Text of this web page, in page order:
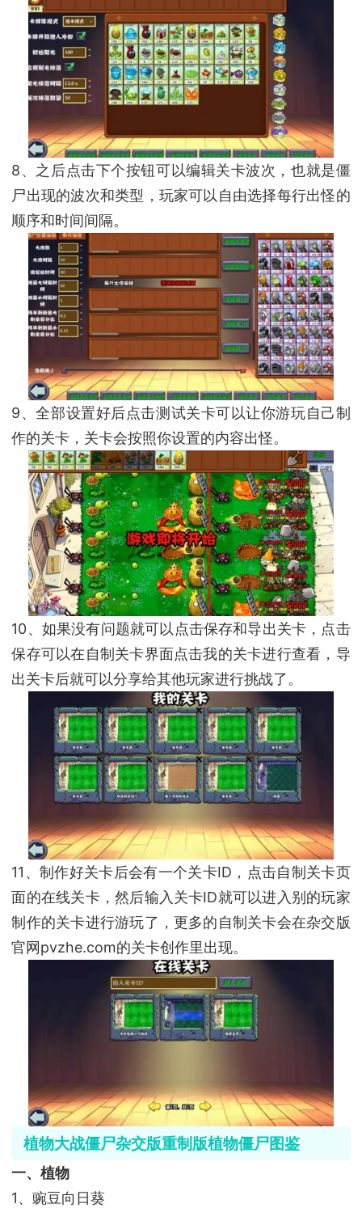
8、之后点击下个按钮可以编辑关卡波次，也就是僵
尸出现的波次和类型，玩家可以自由选择每行出怪的
顺序和时间间隔。
9、全部设置好后点击测试关卡可以让你游玩自己制
作的关卡，关卡会按照你设置的内容出怪。
10、如果没有问题就可以点击保存和导出关卡，点击
保存可以在自制关卡界面点击我的关卡进行查看，导
出关卡后就可以分享给其他玩家进行挑战了。
11、制作好关卡后会有一个关卡ID，点击自制关卡页
面的在线关卡，然后输入关卡ID就可以进入别的玩家
制作的关卡进行游玩了，更多的自制关卡会在杂交版
官网pvzhe.com的关卡创作里出现。
植物大战僵尸杂交版重制版植物僵尸图鉴
一、植物
1、豌豆向日葵